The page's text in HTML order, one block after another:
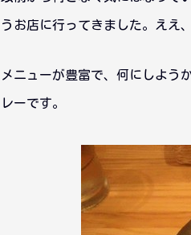
うお店に行ってきました。ええ
メニューが豊富で、何にしよう
レーです。